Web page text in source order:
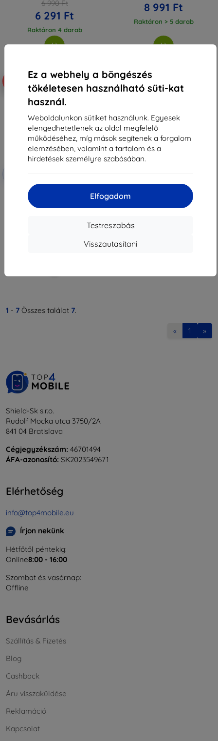
Ez a webhely a böngészés
tökéletesen használható süti-kat
használ.
Weboldalunkon sütiket használunk. Egyesek
elengedhetetlenek az oldal megfelelő
működéséhez, míg mások segítenek a forgalom
elemzésében, valamint a tartalom és a
hirdetések személyre szabásában.
Elfogadom
Testreszabás
Visszautasítani
6 990 Ft
6 291 Ft
Raktáron 4 darab
8 991 Ft
Raktáron > 5 darab
3MK FlexibleGlass Samsung A3
3 590 Ft
1 - 7 Összes találat 7.
« 1 »
Shield-Sk s.r.o.
Rudolf Mocka utca 3750/2A
841 04 Bratislava
Cégjegyzékszám: 46701494
ÁFA-azonosító: SK2023549671
Elérhetőség
info@top4mobile.eu
Írjon nekünk
Hétfőtől péntekig:
Online8:00 - 16:00
Szombat és vasárnap:
Offline
Bevásárlás
Szállítás & Fizetés
Blog
Cashback
Áru visszaküldése
Reklamáció
Kapcsolat